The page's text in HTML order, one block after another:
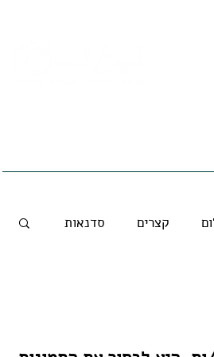
קצרים סדנאות